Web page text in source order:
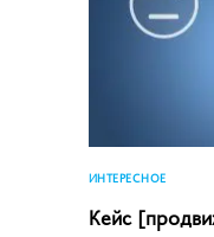
ИНТЕРЕСНОЕ
Кейс